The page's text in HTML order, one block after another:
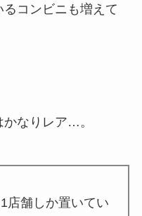
コンビニも増えて
なりレア…。
店舗しか置いてい